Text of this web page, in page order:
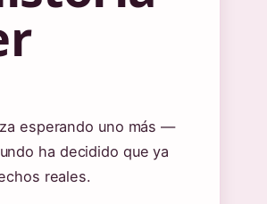
esperando uno más —
ha decidido que ya
reales.